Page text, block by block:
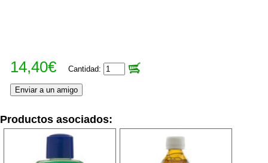
14,40€ Cantidad:
Productos asociados: